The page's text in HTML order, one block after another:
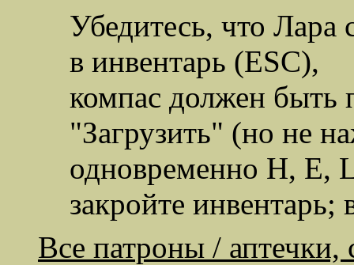
Убедитесь, что Лара
в инвентарь (ESC),
компас должен быть
"Загрузить" (но не
одновременно H, E,
закройте инвентарь;
Все патроны / аптечки,